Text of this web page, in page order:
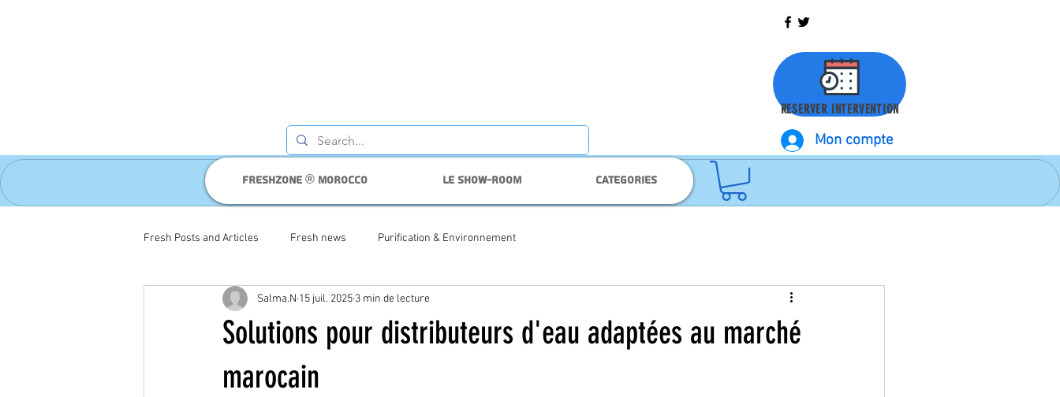
RESERVER INTERVENTION
Mon compte
Freshzone ® morocco Le show-room Categories
Fresh Posts and Articles Fresh news Purification & Environnement
Solutions pour distributeurs d'eau adaptées au marché
marocain
Salma.N 15 juil. 2025 3 min de lecture